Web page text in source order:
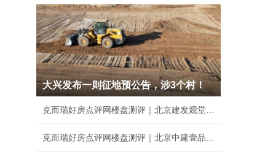
大兴发布一则征地预公告，涉3个村！